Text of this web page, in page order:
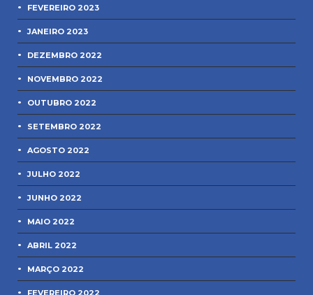
FEVEREIRO 2023
JANEIRO 2023
DEZEMBRO 2022
NOVEMBRO 2022
OUTUBRO 2022
SETEMBRO 2022
AGOSTO 2022
JULHO 2022
JUNHO 2022
MAIO 2022
ABRIL 2022
MARÇO 2022
FEVEREIRO 2022